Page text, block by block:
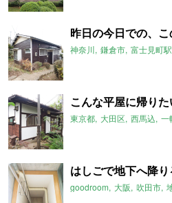
昨日の今日での、
神奈川 鎌倉市 富士見町駅
こんな平屋に帰りた
東京都 大田区 西馬込 一
はしごで地下へ降り
goodroom 大阪 吹田市